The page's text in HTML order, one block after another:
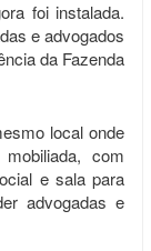
foi instalada.
e advogados
da Fazenda
local onde
com
e sala para
advogadas e